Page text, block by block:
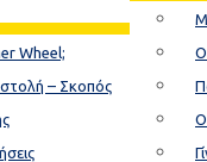
Wheel;
– Σκοπός